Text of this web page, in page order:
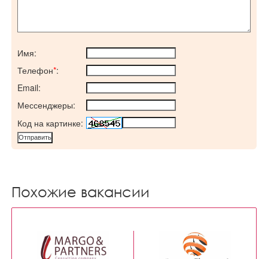
Имя:
Телефон*:
Email:
Мессенджеры:
Код на картинке:
Похожие вакансии